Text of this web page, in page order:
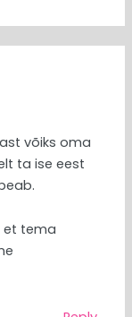
võiks oma
ta ise eest
et tema